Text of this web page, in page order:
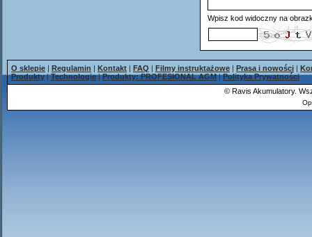
Wpisz kod widoczny na
O sklepie | Regulamin | Kontakt | FAQ | Filmy instruktażowe | Prasa i nowości |
Produkty|Technologie|Produkty: PROFESIONAL AGM|Polityka Prywatności
© Ravis Akumulatory.